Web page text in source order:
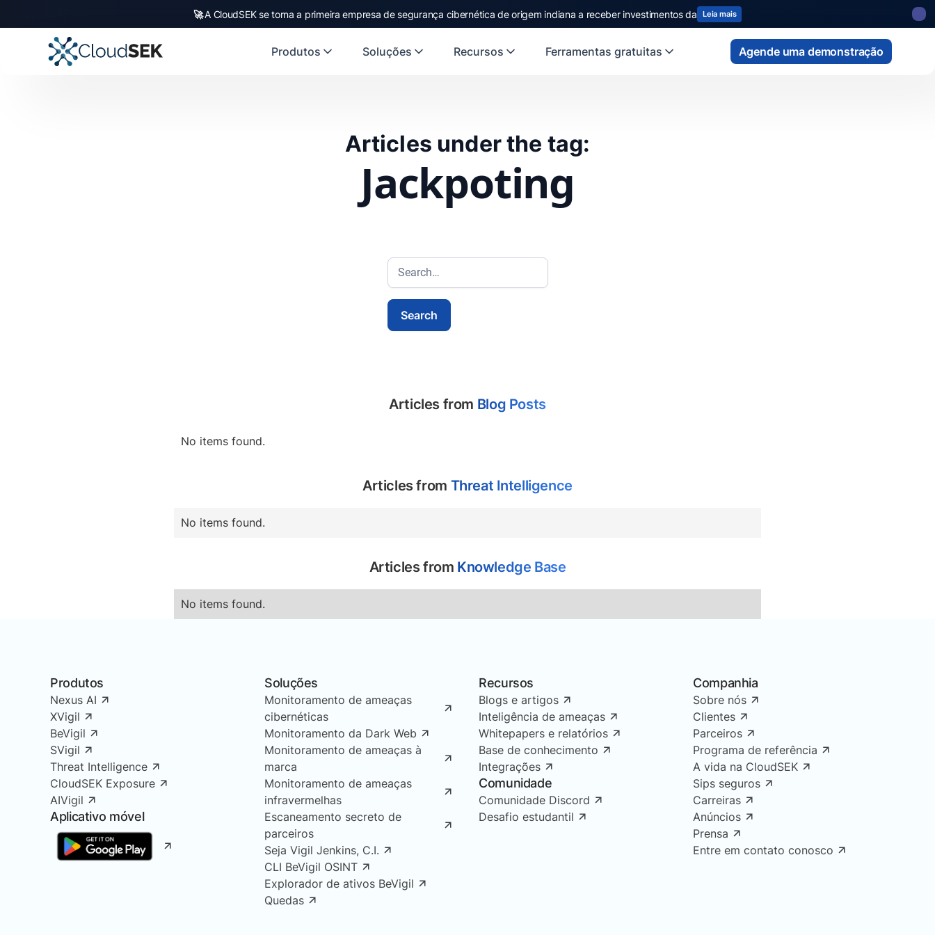
🚀A CloudSEK se torna a primeira empresa de segurança cibernética de origem indiana a receber investimentos da Leia mais
Produtos Soluções Recursos Ferramentas gratuitas Agende uma demonstração
Articles under the tag:
Jackpoting
Articles from Blog Posts
No items found.
Articles from Threat Intelligence
No items found.
Articles from Knowledge Base
No items found.
Produtos
Nexus AI
XVigil
BeVigil
SVigil
Threat Intelligence
CloudSEK Exposure
AIVigil
Aplicativo móvel
Soluções
Monitoramento de ameaças
cibernéticas
Monitoramento da Dark Web
Monitoramento de ameaças à
marca
Monitoramento de ameaças
infravermelhas
Escaneamento secreto de
parceiros
Seja Vigil Jenkins, C.I.
CLI BeVigil OSINT
Explorador de ativos BeVigil
Quedas
Recursos
Blogs e artigos
Inteligência de ameaças
Whitepapers e relatórios
Base de conhecimento
Integrações
Comunidade
Comunidade Discord
Desafio estudantil
Companhia
Sobre nós
Clientes
Parceiros
Programa de referência
A vida na CloudSEK
Sips seguros
Carreiras
Anúncios
Prensa
Entre em contato conosco